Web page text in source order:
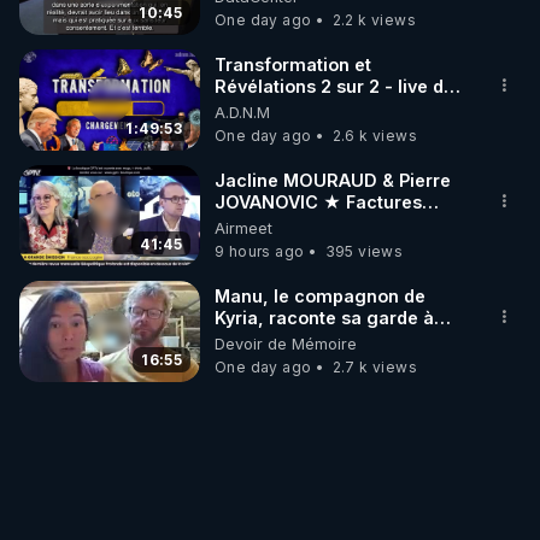
10:45
One day ago
2.2 k views
1:49:53
Transformation et
Révélations 2 sur 2 - live du
07/08/26
A.D.N.M
One day ago
2.6 k views
41:45
Jacline MOURAUD & Pierre
JOVANOVIC ★ Factures
Impayées : Où Est Passé Le
Pognon ?
Airmeet
9 hours ago
395 views
16:55
Manu, le compagnon de
Kyria, raconte sa garde à
vue musclée. PARTAGEZ!
Devoir de Mémoire
One day ago
2.7 k views